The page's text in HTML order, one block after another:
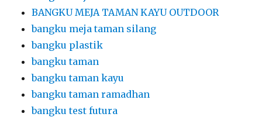
BANGKU MEJA TAMAN KAYU OUTDOOR
bangku meja taman silang
bangku plastik
bangku taman
bangku taman kayu
bangku taman ramadhan
bangku test futura